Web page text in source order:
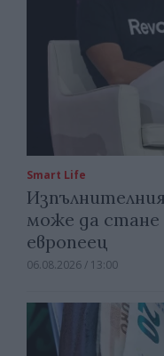
Smart Life
може да
европеец
06.08.2026 / 13:00